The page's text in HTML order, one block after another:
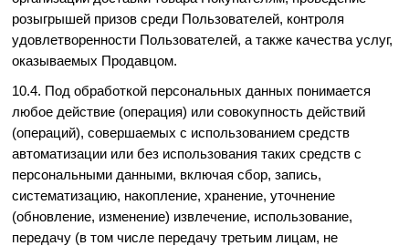
розыгрышей призов среди Пользователей, контроля
удовлетворенности Пользователей, а также качества услуг,
оказываемых Продавцом.
10.4. Под обработкой персональных данных понимается
любое действие (операция) или совокупность действий
(операций), совершаемых с использованием средств
автоматизации или без использования таких средств с
персональными данными, включая сбор, запись,
систематизацию, накопление, хранение, уточнение
(обновление, изменение) извлечение, использование,
передачу (в том числе передачу третьим лицам, не